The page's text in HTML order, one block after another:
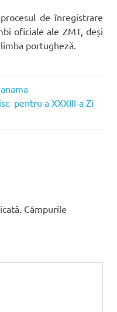
de înregistrare
oficiale ale ZMT, deși
portugheză.
pentru a XXXIII-a Zi
Câmpurile